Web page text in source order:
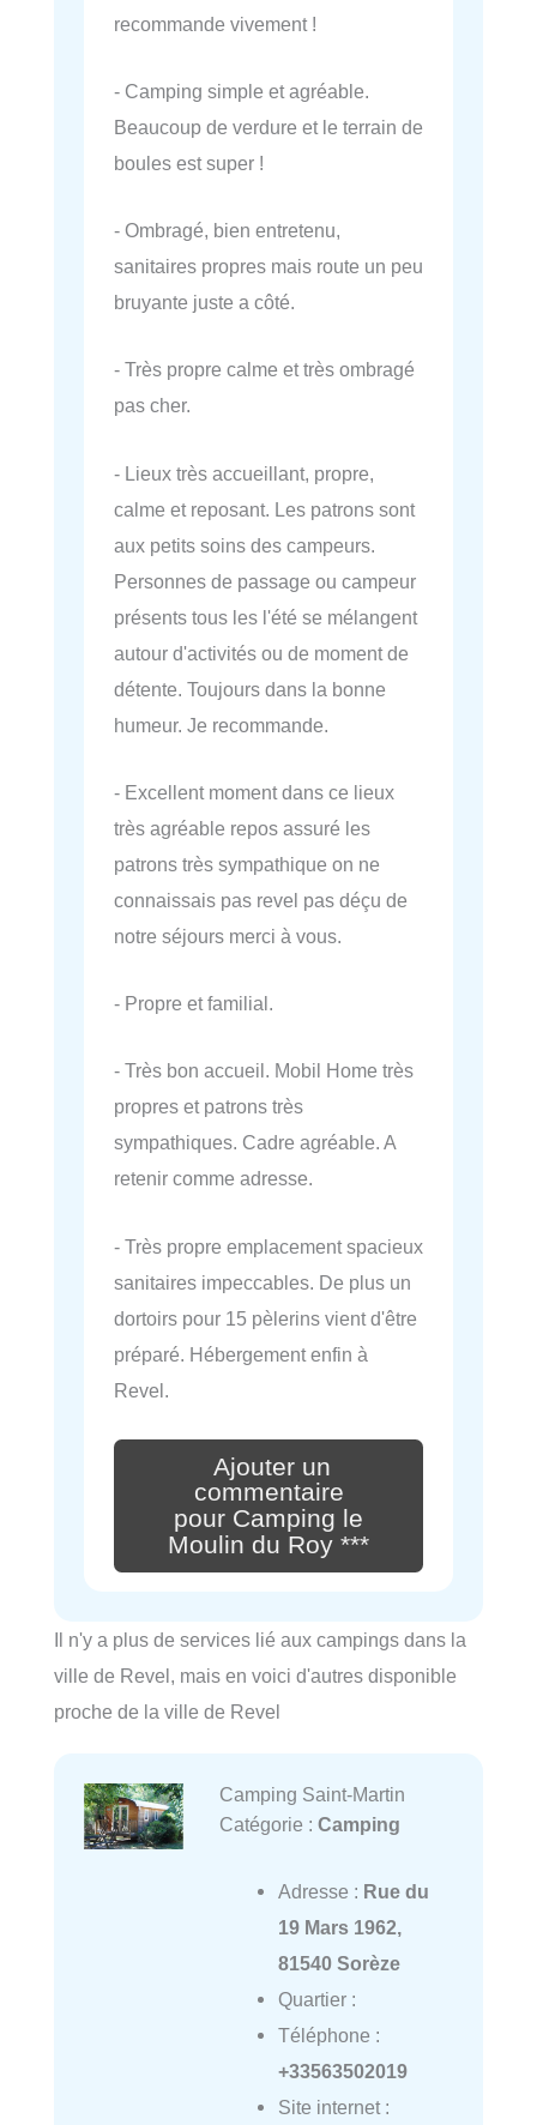
recommande vivement !
- Camping simple et agréable.
Beaucoup de verdure et le terrain de
boules est super !
- Ombragé, bien entretenu,
sanitaires propres mais route un peu
bruyante juste a côté.
- Très propre calme et très ombragé
pas cher.
- Lieux très accueillant, propre,
calme et reposant. Les patrons sont
aux petits soins des campeurs.
Personnes de passage ou campeur
présents tous les l'été se mélangent
autour d'activités ou de moment de
détente. Toujours dans la bonne
humeur. Je recommande.
- Excellent moment dans ce lieux
très agréable repos assuré les
patrons très sympathique on ne
connaissais pas revel pas déçu de
notre séjours merci à vous.
- Propre et familial.
- Très bon accueil. Mobil Home très
propres et patrons très
sympathiques. Cadre agréable. A
retenir comme adresse.
- Très propre emplacement spacieux
sanitaires impeccables. De plus un
dortoirs pour 15 pèlerins vient d'être
préparé. Hébergement enfin à
Revel.
Ajouter un
commentaire
pour Camping le
Moulin du Roy ***
Il n'y a plus de services lié aux campings dans la
ville de Revel, mais en voici d'autres disponible
proche de la ville de Revel
Camping Saint-Martin
Catégorie : Camping
Adresse : Rue du
19 Mars 1962,
81540 Sorèze
Quartier :
Téléphone :
+33563502019
Site internet :